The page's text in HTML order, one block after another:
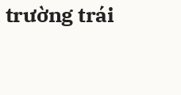
trường trái